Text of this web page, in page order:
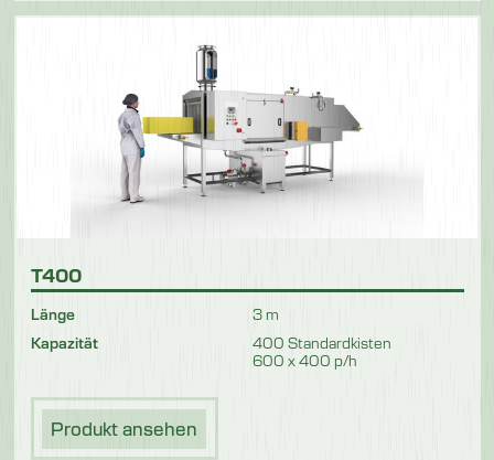
T400
Länge
3 m
Kapazität
400 Standardkisten
600 x 400 p/h
Produkt ansehen